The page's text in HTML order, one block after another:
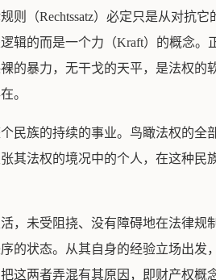
（Rechtssatz）必定只是从对抗
辑的而是一个力（Kraft）的概念
的暴力，无干戈的天平，是法权
。
民族的持续的事业。鸟瞰法权的
其法权的境况中的个人，在这种
，未受阻挠、没有障碍地在法律
的状态。从其自身的经验立场出
这两者弄混有其原因，即财产权